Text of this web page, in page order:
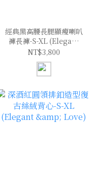
經典黑高腰長腿顯瘦喇叭
褲長褲-S-XL (Elegant
& Love)
NT$3,800